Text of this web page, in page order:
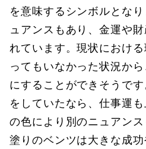
を意味するシンボルとな
ュアンスもあり、金運や
れています。現状におけ
ってもいなかった状況か
にすることができそうで
をしていたなら、仕事運
の色により別のニュアン
塗りのベンツは大きな成功